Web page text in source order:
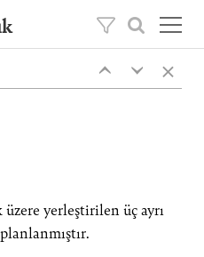
oğlu
‹
‹ ×
yerleştirilen üç ayrı